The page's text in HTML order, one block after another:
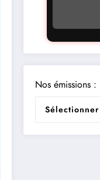
Nos émissions :